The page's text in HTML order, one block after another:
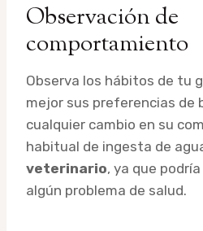
Observación de
comportamiento
Observa los hábitos de tu
mejor sus preferencias de
cualquier cambio en su
habitual de ingesta de
veterinario, ya que
algún problema de salud.